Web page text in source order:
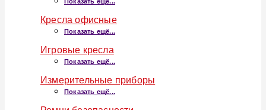
Кресла офисные
Показать ещё...
Игровые кресла
Показать ещё...
Измерительные приборы
Показать ещё...